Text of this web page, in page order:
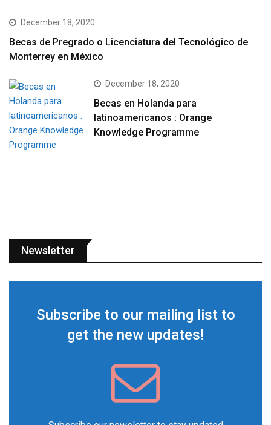
December 18, 2020
Becas de Pregrado o Licenciatura del Tecnológico de
Monterrey en México
December 18, 2020
Becas en Holanda para
latinoamericanos : Orange
Knowledge Programme
Newsletter
Subscribe to our mailing list to
get the new updates!